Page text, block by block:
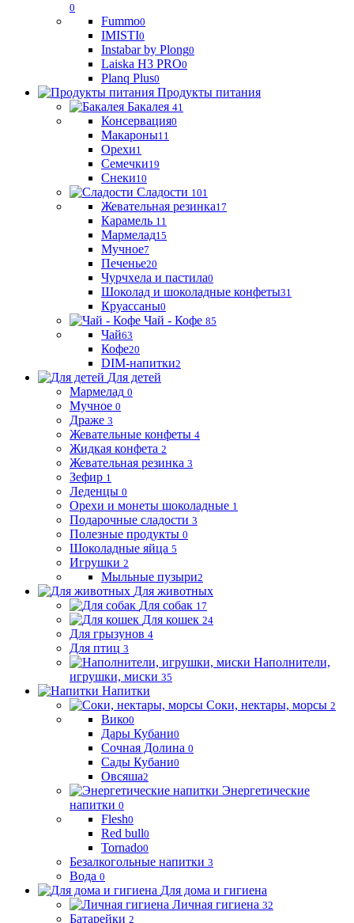
0
Fummo0
IMISTI0
Instabar by Plong0
Laiska H3 PRO0
Planq Plus0
Продукты питания
Бакалея 41
Консервация0
Макароны11
Орехи1
Семечки19
Снеки10
Сладости 101
Жевательная резинка17
Карамель 11
Мармелад15
Мучное7
Печенье20
Чурчхела и пастила0
Шоколад и шоколадные конфеты31
Круассаны0
Чай - Кофе 85
Чай63
Кофе20
DIM-напитки2
Для детей
Мармелад 0
Мучное 0
Драже 3
Жевательные конфеты 4
Жидкая конфета 2
Жевательная резинка 3
Зефир 1
Леденцы 0
Орехи и монеты шоколадные 1
Подарочные сладости 3
Полезные продукты 0
Шоколадные яйца 5
Игрушки 2
Мыльные пузыри2
Для животных
Для собак 17
Для кошек 24
Для грызунов 4
Для птиц 3
Наполнители,
игрушки, миски 35
Напитки
Соки, нектары, морсы 2
Вико0
Дары Кубани0
Сочная Долина 0
Сады Кубани0
Овсяша2
Энергетические
напитки 0
Flesh0
Red bull0
Tornado0
Безалкогольные напитки 3
Вода 0
Для дома и гигиена
Личная гигиена 32
Батарейки 2